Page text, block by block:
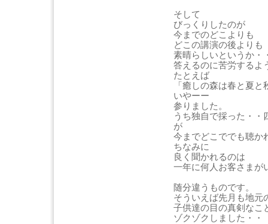
そして
びっくりしたのが
今までのどこよりも
どこの講演の後よりも
素晴らしいというか・
答えるのに苦労するよ
たとえば
「癒しの森は春と夏
いやーー
参りました。
うち独自で採った・
が
今までどこででも聴か
ちなみに
良く聞かれるのは
一年に何人お客さまが
随分違うものです。
そういえば先月も地元
子供達の目の真剣なこ
ゾクゾクしました・・